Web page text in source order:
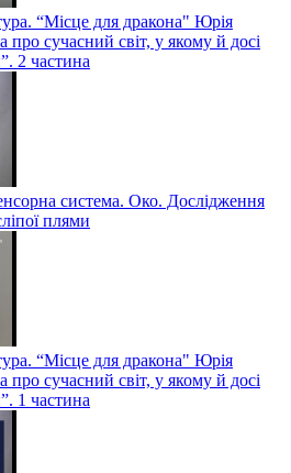
“Місце для дракона" Юрія
про сучасний світ, у якому й досі
2 частина
система. Око. Дослідження
плями
“Місце для дракона" Юрія
про сучасний світ, у якому й досі
1 частина